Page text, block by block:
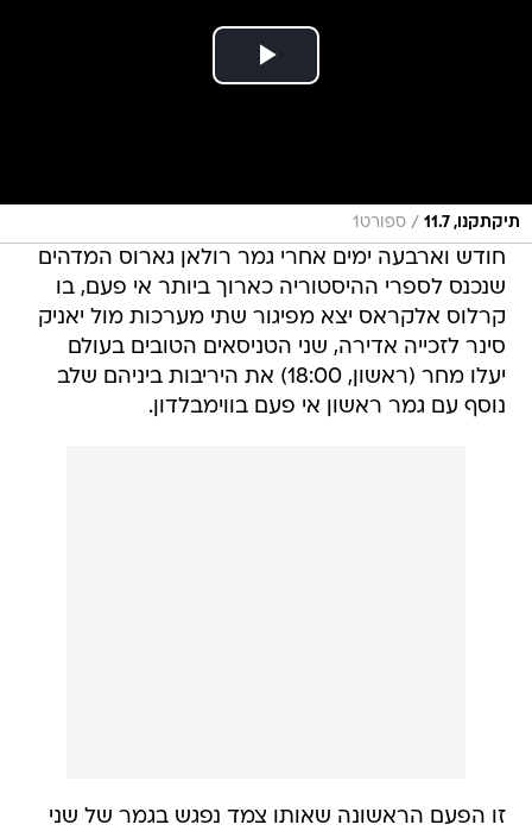
תיקתקנו, 11.7 / ספורט1
חודש וארבעה ימים אחרי גמר רולאן גארוס המדהים
שנכנס לספרי ההיסטוריה כארוך ביותר אי פעם, בו
קרלוס אלקראס יצא מפיגור שתי מערכות מול יאניק
סינר לזכייה אדירה, שני הטניסאים הטובים בעולם
יעלו מחר (ראשון, 18:00) את היריבות ביניהם שלב
נוסף עם גמר ראשון אי פעם בווימבלדון.
זו הפעם הראשונה שאותו צמד נפגש בגמר של שני